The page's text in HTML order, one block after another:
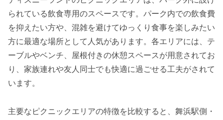
られている飲食専用のスペースです。パーク内での飲食費
を抑えたい方や、混雑を避けてゆっくり食事を楽しみたい
方に最適な場所として人気があります。各エリアには、テ
ーブルやベンチ、屋根付きの休憩スペースが用意されてお
り、家族連れや友人同士でも快適に過ごせる工夫がされて
います。
主要なピクニックエリアの特徴を比較すると、舞浜駅側・